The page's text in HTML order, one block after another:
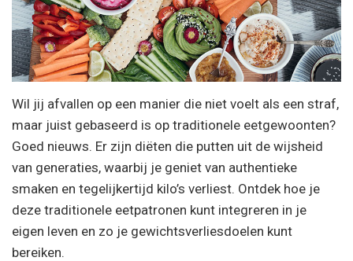
Wil jij afvallen op een manier die niet voelt als een straf,
maar juist gebaseerd is op traditionele eetgewoonten?
Goed nieuws. Er zijn diëten die putten uit de wijsheid
van generaties, waarbij je geniet van authentieke
smaken en tegelijkertijd kilo’s verliest. Ontdek hoe je
deze traditionele eetpatronen kunt integreren in je
eigen leven en zo je gewichtsverliesdoelen kunt
bereiken.